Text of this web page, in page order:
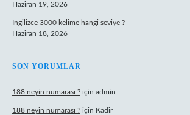
Haziran 19, 2026
İngilizce 3000 kelime hangi seviye ?
Haziran 18, 2026
SON YORUMLAR
188 neyin numarası ? için admin
188 neyin numarası ? için Kadir